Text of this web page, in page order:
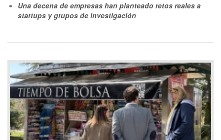
Una decena de empresas han planteado retos reales a
startups y grupos de investigación